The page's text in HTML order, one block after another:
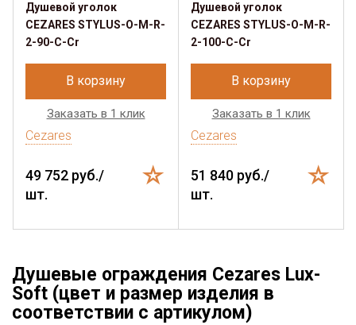
Душевой уголок
CEZARES STYLUS-O-M-R-
2-90-C-Cr
В корзину
Заказать в 1 клик
Cezares
49 752 руб./
шт.
Душевой уголок
CEZARES STYLUS-O-M-R-
2-100-C-Cr
В корзину
Заказать в 1 клик
Cezares
51 840 руб./
шт.
Душевые ограждения Cezares Lux-
Soft (цвет и размер изделия в
соответствии с артикулом)